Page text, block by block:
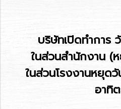
บริษัทเปิดทำการ
ในส่วนสำนักงาน (
ในส่วนโรงงานหยุดวั
อาทิ